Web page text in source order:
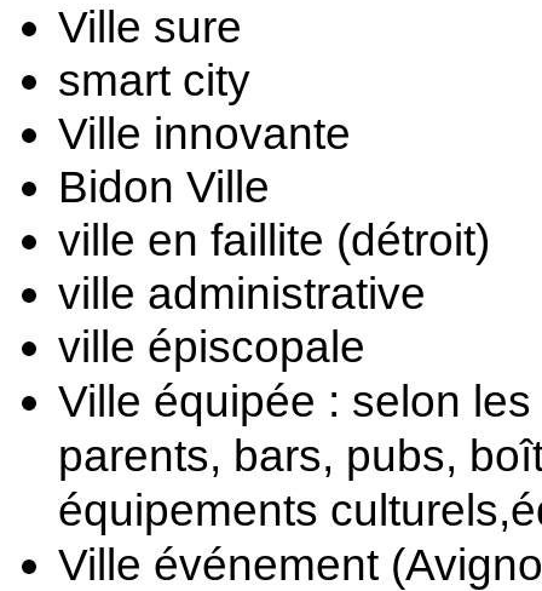
Ville sure
smart city
Ville innovante
Bidon Ville
ville en faillite (détroit)
ville administrative
ville épiscopale
Ville équipée : selon
parents, bars, pubs,
équipements
Ville événement